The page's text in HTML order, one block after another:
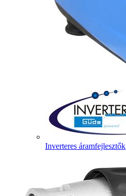
Inverteres áramfejlesztők